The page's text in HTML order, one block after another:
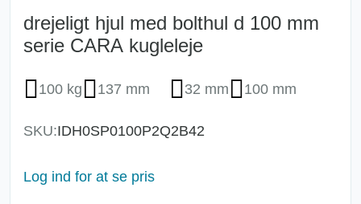
drejeligt hjul med bolthul d 100 mm
serie CARA kugleleje
100 kg 137 mm 32 mm 100 mm
SKU:IDH0SP0100P2Q2B42
Log ind for at se pris